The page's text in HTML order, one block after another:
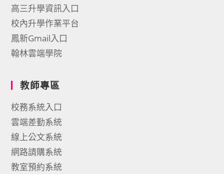
高三升學資訊入口
校內升學作業平台
鳳新Gmail入口
翰林雲端學院
教師專區
校務系統入口
雲端差勤系統
線上公文系統
網路請購系統
教室預約系統